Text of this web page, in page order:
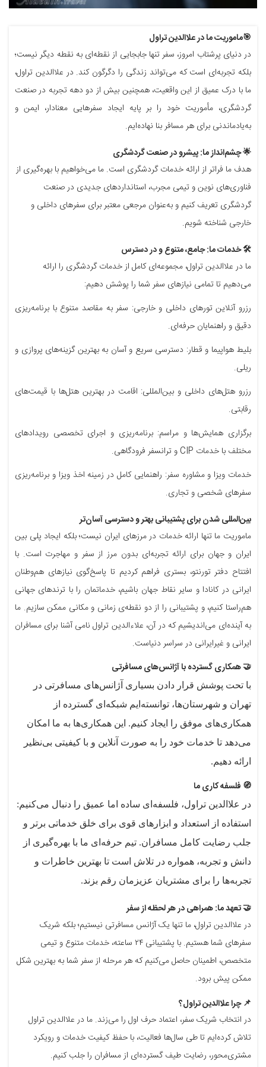
🎯ماموریت ما در علاالدین تراول
در دنیای پرشتاب امروز، سفر تنها جابجایی از نقطه‌ای به نقطه دیگر نیست؛
بلکه تجربه‌ای است که می‌تواند زندگی را دگرگون کند. در علاالدین تراول،
ما با درک عمیق از این واقعیت، همچنین بیش از دو دهه تجربه در صنعت
گردشگری، مأموریت خود را بر پایه ایجاد سفرهایی معنادار، ایمن و
به‌یادماندنی برای هر مسافر بنا نهاده‌ایم.
🌟 چشم‌انداز ما: پیشرو در صنعت گردشگری
هدف ما فراتر از ارائه خدمات گردشگری است. ما می‌خواهیم با بهره‌گیری از
فناوری‌های نوین و تیمی مجرب، استانداردهای جدیدی در صنعت
گردشگری تعریف کنیم و به‌عنوان مرجعی معتبر برای سفرهای داخلی و
خارجی شناخته شویم.
🛠️ خدمات ما: جامع، متنوع و در دسترس
ما در علاالدین تراول، مجموعه‌ای کامل از خدمات گردشگری را ارائه
می‌دهیم تا تمامی نیازهای سفر شما را پوشش دهیم:
رزرو آنلاین تورهای داخلی و خارجی: سفر به مقاصد متنوع با برنامه‌ریزی
دقیق و راهنمایان حرفه‌ای.
بلیط هواپیما و قطار: دسترسی سریع و آسان به بهترین گزینه‌های پروازی و
ریلی.
رزرو هتل‌های داخلی و بین‌المللی: اقامت در بهترین هتل‌ها با قیمت‌های
رقابتی.
برگزاری همایش‌ها و مراسم: برنامه‌ریزی و اجرای تخصصی رویدادهای
مختلف با خدمات CIP و ترانسفر فرودگاهی.
خدمات ویزا و مشاوره سفر: راهنمایی کامل در زمینه اخذ ویزا و برنامه‌ریزی
سفرهای شخصی و تجاری.
بین‌المللی شدن برای پشتیبانی بهتر و دسترسی آسان‌تر
ماموریت ما تنها ارائه خدمات در مرزهای ایران نیست؛ بلکه ایجاد پلی بین
ایران و جهان برای ارائه تجربه‌ای بدون مرز از سفر و مهاجرت است. با
افتتاح دفتر تورنتو، بستری فراهم کردیم تا پاسخ‌گوی نیازهای هم‌وطنان
ایرانی در کانادا و سایر نقاط جهان باشیم، خدماتمان را با ترندهای جهانی
هم‌راستا کنیم، و پشتیبانی را از دو نقطه‌ی زمانی و مکانی ممکن سازیم. ما
به آینده‌ای می‌اندیشیم که در آن، علاءالدین تراول نامی آشنا برای مسافران
ایرانی و غیرایرانی در سراسر دنیاست.
🤝 همکاری گسترده با آژانس‌های مسافرتی
با تحت پوشش قرار دادن بسیاری آژانس‌های مسافرتی در
تهران و شهرستان‌ها، توانسته‌ایم شبکه‌ای گسترده از
همکاری‌های موفق را ایجاد کنیم. این همکاری‌ها به ما امکان
می‌دهد تا خدمات خود را به صورت آنلاین و با کیفیتی بی‌نظیر
ارائه دهیم.
🧭 فلسفه کاری ما
در علاالدین تراول، فلسفه‌ای ساده اما عمیق را دنبال می‌کنیم:
استفاده از استعداد و ابزارهای قوی برای خلق خدماتی برتر و
جلب رضایت کامل مسافران. تیم حرفه‌ای ما با بهره‌گیری از
دانش و تجربه، همواره در تلاش است تا بهترین خاطرات و
تجربه‌ها را برای مشتریان عزیزمان رقم بزند.
🤝 تعهد ما: همراهی در هر لحظه از سفر
در علاالدین تراول، ما تنها یک آژانس مسافرتی نیستیم؛ بلکه شریک
سفرهای شما هستیم. با پشتیبانی ۲۴ ساعته، خدمات متنوع و تیمی
متخصص، اطمینان حاصل می‌کنیم که هر مرحله از سفر شما به بهترین شکل
ممکن پیش برود.
📌 چرا علاالدین تراول؟
در انتخاب شریک سفر، اعتماد حرف اول را می‌زند. ما در علاالدین تراول
تلاش کرده‌ایم تا طی سال‌ها فعالیت، با حفظ کیفیت خدمات و رویکرد
مشتری‌محور، رضایت طیف گسترده‌ای از مسافران را جلب کنیم.